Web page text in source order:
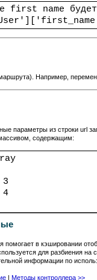
first name
Например,
параметры из строки url
содержащим:
помогает в кэшировании
для разбиения на
информации по
Методы контроллера >>